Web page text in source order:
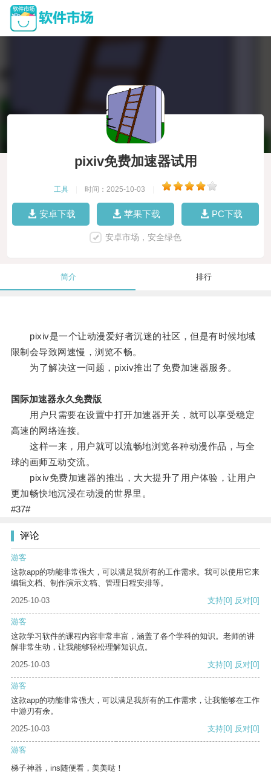
pixiv免费加速器试用
工具 时间：2025-10-03
安卓下载 苹果下载 PC下载
安卓市场，安全绿色
简介 排行
pixiv是一个让动漫爱好者沉迷的社区，但是有时候地域
限制会导致网速慢，浏览不畅。
为了解决这一问题，pixiv推出了免费加速器服务。
国际加速器永久免费版
用户只需要在设置中打开加速器开关，就可以享受稳定
高速的网络连接。
这样一来，用户就可以流畅地浏览各种动漫作品，与全
球的画师互动交流。
pixiv免费加速器的推出，大大提升了用户体验，让用户
更加畅快地沉浸在动漫的世界里。
#37#
评论
游客
这款app的功能非常强大，可以满足我所有的工作需求。我可以使用它来
编辑文档、制作演示文稿、管理日程安排等。
2025-10-03
支持[0] 反对[0]
游客
这款学习软件的课程内容非常丰富，涵盖了各个学科的知识。老师的讲
解非常生动，让我能够轻松理解知识点。
2025-10-03
支持[0] 反对[0]
游客
这款app的功能非常强大，可以满足我所有的工作需求，让我能够在工作
中游刃有余。
2025-10-03
支持[0] 反对[0]
游客
梯子神器，ins随便看，美美哒！